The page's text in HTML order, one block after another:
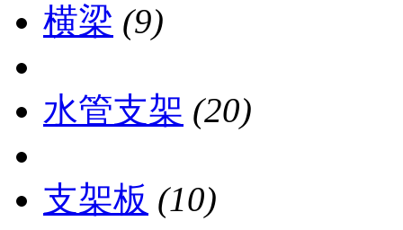
横梁 (9)
水管支架 (20)
支架板 (10)